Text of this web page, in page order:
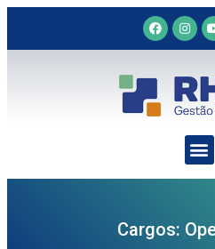
Cargos: